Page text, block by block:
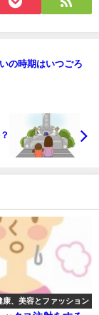
の時期はいつごろ
康、美容とファッション